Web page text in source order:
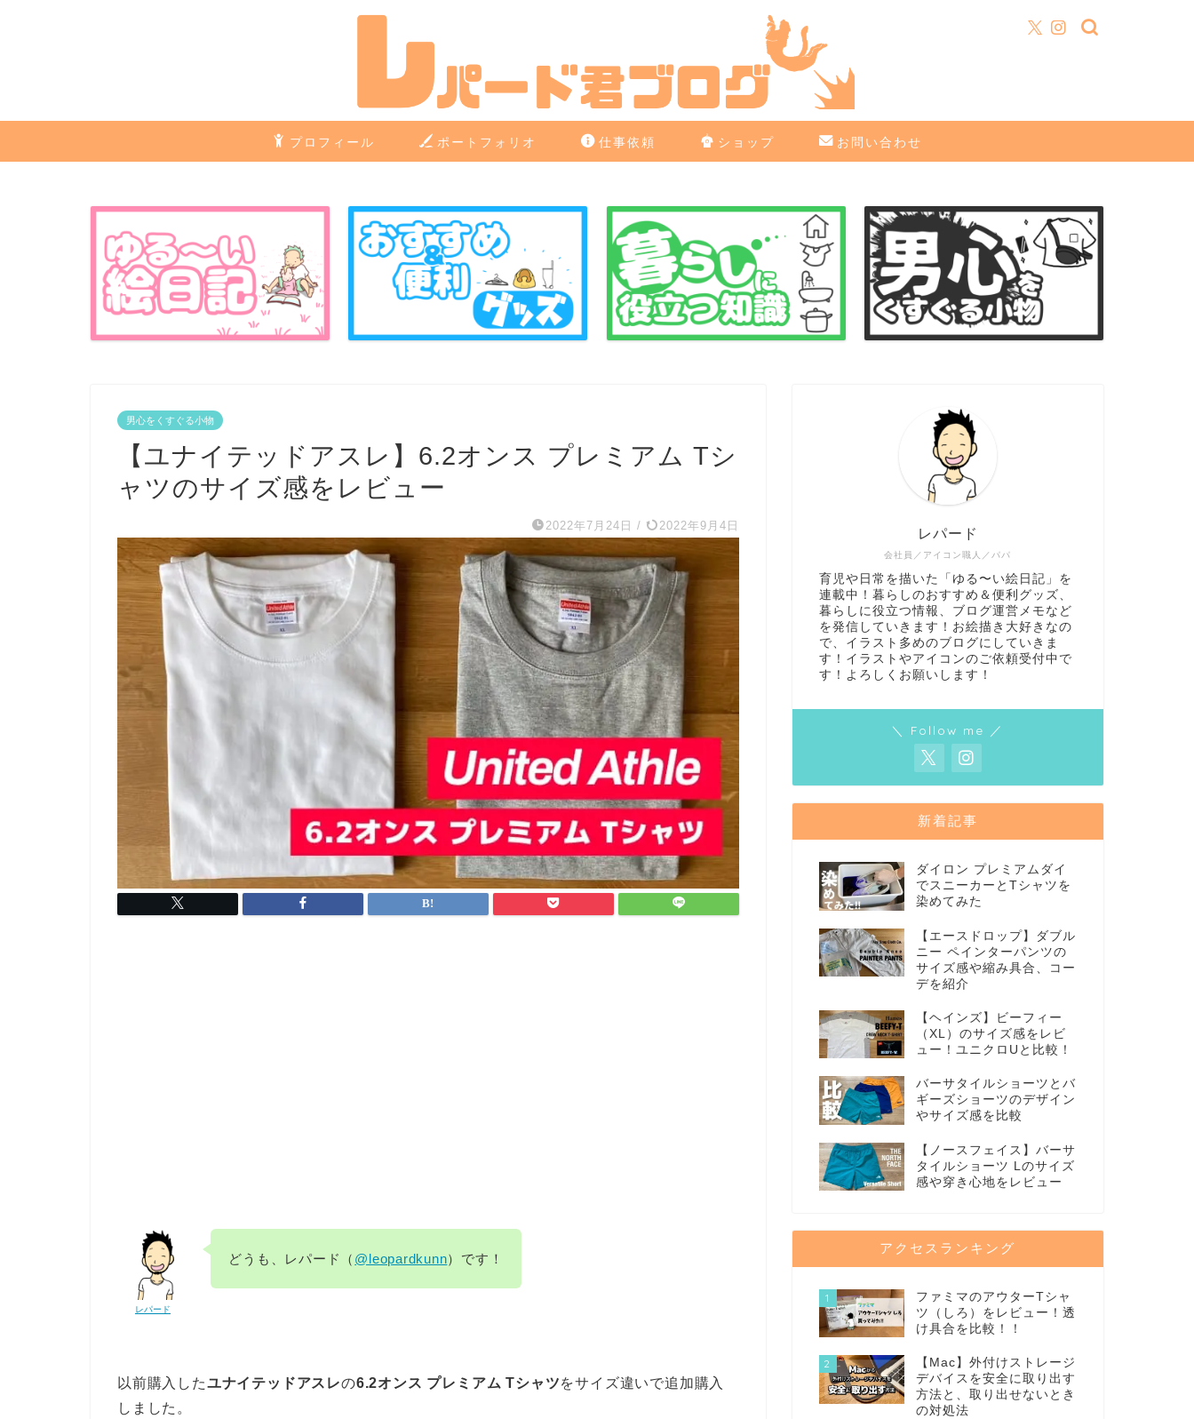
プロフィール ポートフォリオ 仕事依頼 ショップ お問い合わせ
男心をくすぐる小物
【ユナイテッドアスレ】6.2オンス プレミアム Tシ
ャツのサイズ感をレビュー
2022年7月24日 / 2022年9月4日
レパード
どうも、レパード（ @leopardkunn）です！
以前購入したユナイテッドアスレの6.2オンス プレミアム Tシャツをサイズ違いで追加購入
しました。
会社員／アイコン職人／パパ
レパード
育児や日常を描いた「ゆる〜い絵日記」を
連載中！暮らしのおすすめ＆便利グッズ、
暮らしに役立つ情報、ブログ運営メモなど
を発信していきます！お絵描き大好きなの
で、イラスト多めのブログにしていきま
す！イラストやアイコンのご依頼受付中で
す！よろしくお願いします！
＼ Follow me ／
新着記事
ダイロン プレミアムダイ
でスニーカーとTシャツを
染めてみた
【エースドロップ】ダブル
ニー ペインターパンツの
サイズ感や縮み具合、コー
デを紹介
【ヘインズ】ビーフィー
（XL）のサイズ感をレビ
ュー！ユニクロUと比較！
バーサタイルショーツとバ
ギーズショーツのデザイン
やサイズ感を比較
【ノースフェイス】バーサ
タイルショーツ Lのサイズ
感や穿き心地をレビュー
アクセスランキング
1
ファミマのアウターTシャ
ツ（しろ）をレビュー！透
け具合を比較！！
2
【Mac】外付けストレージ
デバイスを安全に取り出す
方法と、取り出せないとき
の対処法